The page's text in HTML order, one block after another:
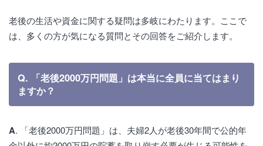
老後の生活や資金に関する疑問は多岐にわたります。ここで
は、多くの方が気になる質問とその回答をご紹介します。
Q. 「老後2000万円問題」は本当に全員に当てはまり
ますか？
A. 「老後2000万円問題」は、夫婦2人が老後30年間で公的年